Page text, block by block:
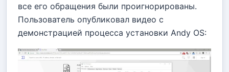
все его обращения были проигнорированы.
Пользователь опубликовал видео с
демонстрацией процесса установки Andy OS: